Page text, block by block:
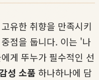
유한 취향을 만족시키
점을 둡니다. 이는 '나
게 뚜누가 필수적인 선
성 소품 하나하나에 담